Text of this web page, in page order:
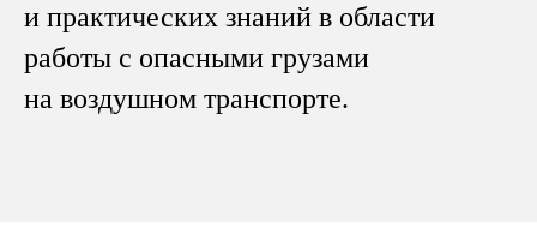
и практических знаний в области
работы с опасными грузами
на воздушном транспорте.